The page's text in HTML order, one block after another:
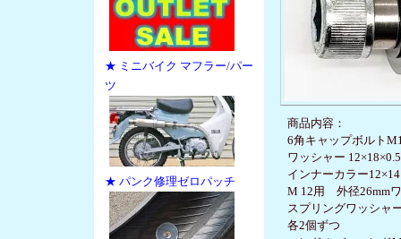
★ ミニバイク マフラー/パー
ツ
★ パンク修理ゼロパッチ
商品内容：
6角キャップボルト
ワッシャー
インナーカラー
M 12用 外径26mm
スプリングワッシャ
各2個ずつ